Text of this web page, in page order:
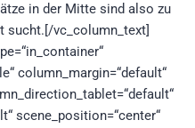
in der Mitte sind also zu
sucht.[/vc_column_text]
column_margin=“default“
scene_position=“center“